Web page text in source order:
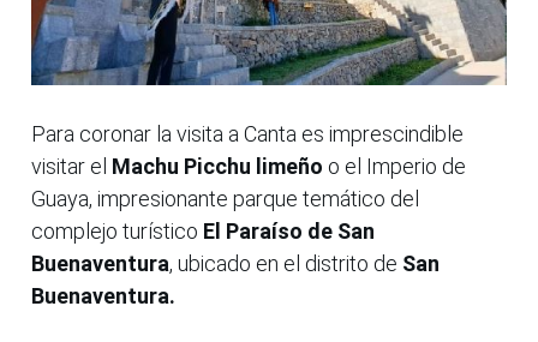
Para coronar la visita a Canta es imprescindible
visitar el Machu Picchu limeño o el Imperio de
Guaya, impresionante parque temático del
complejo turístico El Paraíso de San
Buenaventura, ubicado en el distrito de San
Buenaventura.